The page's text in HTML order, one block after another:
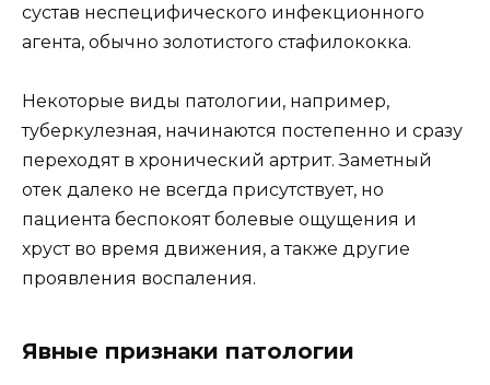
сустав неспецифического инфекционного
агента, обычно золотистого стафилококка.
Некоторые виды патологии, например,
туберкулезная, начинаются постепенно и сразу
переходят в хронический артрит. Заметный
отек далеко не всегда присутствует, но
пациента беспокоят болевые ощущения и
хруст во время движения, а также другие
проявления воспаления.
Явные признаки патологии